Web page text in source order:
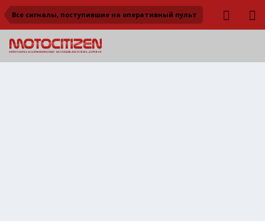
Все сигналы, поступившие на оперативный пульт